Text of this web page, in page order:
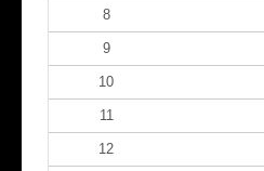
8
9
10
11
12